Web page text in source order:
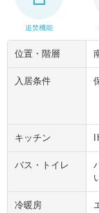
追焚機能
位置・階層
入居条件
キッチン
バス・トイレ
冷暖房